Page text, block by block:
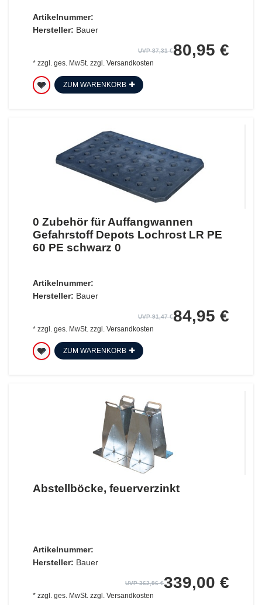
Artikelnummer:
Hersteller: Bauer
UVP 87,31 €80,95 €
* zzgl. ges. MwSt. zzgl. Versandkosten
ZUM WARENKORB
0 Zubehör für Auffangwannen
Gefahrstoff Depots Lochrost LR PE
60 PE schwarz 0
Artikelnummer:
Hersteller: Bauer
UVP 91,47 €84,95 €
* zzgl. ges. MwSt.zzgl. Versandkosten
ZUM WARENKORB
Abstellböcke, feuerverzinkt
Artikelnummer:
Hersteller: Bauer
UVP 362,96 €339,00 €
* zzgl. ges. MwSt.zzgl. Versandkosten